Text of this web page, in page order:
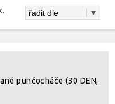
punčocháče (30 DEN,